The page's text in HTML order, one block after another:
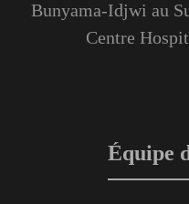
Bunyama-Idjwi au
Centre
Équipe